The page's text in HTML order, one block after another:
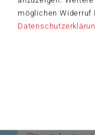
möglichen Widerruf
Jetzt anmelden
Bleiben Sie auf dem
Themen rund um
Produktneuheiten
Informationen zu
Service-
Ich möchte den